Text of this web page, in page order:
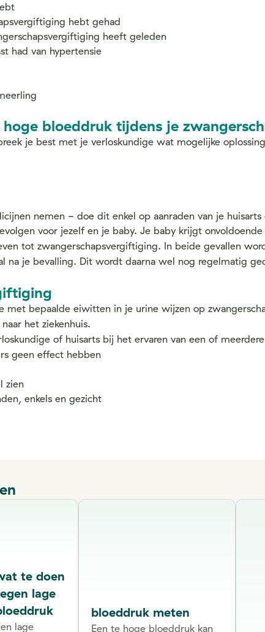
hebt gehad
heeft geleden
had van hypertensie
bloeddruk tijdens je
je best met je verloskundige wat mogelijke
nemen - doe dit enkel op aanraden van je
voor jezelf en je baby. Je baby krijgt
tot zwangerschapsvergiftiging. In beide gevallen
na je bevalling. Dit wordt daarna wel nog regelmatig
met bepaalde eiwitten in je urine wijzen op
het ziekenhuis.
of huisarts bij het ervaren van een of
geen effect hebben
zien
enkels en gezicht
te doen
lage
lage
bloeddruk meten
Een te hoge bloeddruk kan